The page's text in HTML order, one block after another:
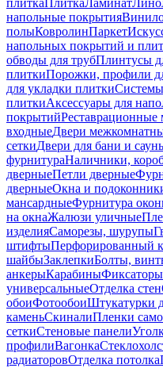
плиткаПлиткаЛаминат
напольные покрытия
полыКовролинПаркет
напольных покрытий и
обводы для трубПлинтусы
плиткиПорожки, профили
для укладки плитки
плиткиАксессуары для
покрытийРеставрационные
входныеДвери
сеткиДвери для бани и
фурнитураНаличники,
дверныеПетли дверные
дверныеОкна и
мансардныеФурнитура
на окнаЖалюзи уличные
изделияСаморезы, шурупы
штифтыПерфорированный
шайбыЗаклепкиБолты,
анкерыКарабины
универсальныеОтделка стен
обоиФотообоиШтукатурки
каменьСкиналиПленки
сеткиСтеновые панели
профилиВагонка
радиаторовОтделка потолка